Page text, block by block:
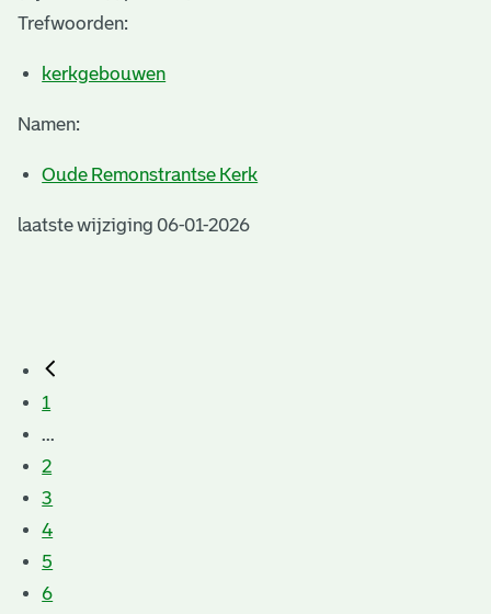
Trefwoorden:
kerkgebouwen
Namen:
Oude Remonstrantse Kerk
laatste wijziging 06-01-2026
1
...
2
3
4
5
6